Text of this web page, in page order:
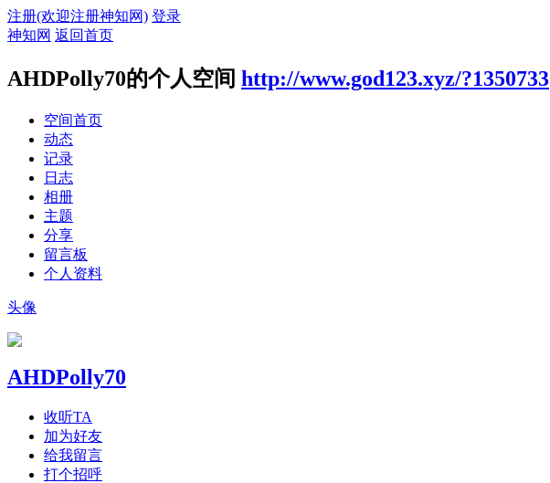
注册(欢迎注册神知网) 登录
神知网 返回首页
AHDPolly70的个人空间 http://www.god123.xyz/?1350733
空间首页
动态
记录
日志
相册
主题
分享
留言板
个人资料
头像
AHDPolly70
收听TA
加为好友
给我留言
打个招呼